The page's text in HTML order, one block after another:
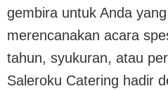
gembira untuk Anda
merencanakan acara
tahun, syukuran, atau
Saleroku Catering hadir